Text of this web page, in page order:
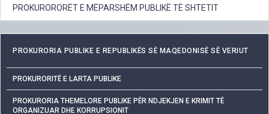
PROKURORORËT E MËPARSHËM PUBLIKË TË SHTETIT
PROKURORIA PUBLIKE E REPUBLIKËS SË MAQEDONISË SË VERIUT
PROKURORITË E LARTA PUBLIKE
PROKURORIA THEMELORE PUBLIKE PËR NDJEKJEN E KRIMIT TË
ORGANIZUAR DHE KORRUPSIONIT